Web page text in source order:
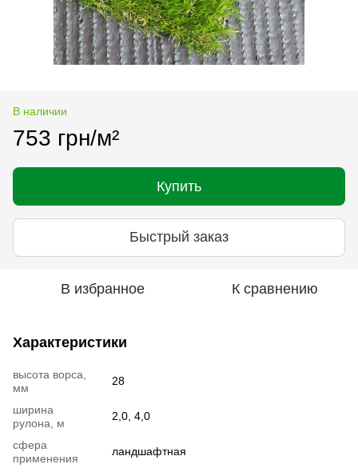
В наличии
753 грн/м²
Купить
Быстрый заказ
В избранное К сравнению
Характеристики
высота ворса,
мм
28
ширина
рулона, м
2,0, 4,0
сфера
применения
ландшафтная